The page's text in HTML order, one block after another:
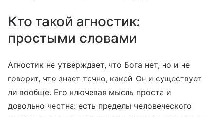
Кто такой агностик:
простыми словами
Агностик не утверждает, что Бога нет, но и не
говорит, что знает точно, какой Он и существует
ли вообще. Его ключевая мысль проста и
довольно честна: есть пределы человеческого